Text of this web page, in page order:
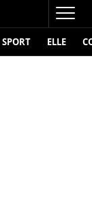
SPORT ELLE